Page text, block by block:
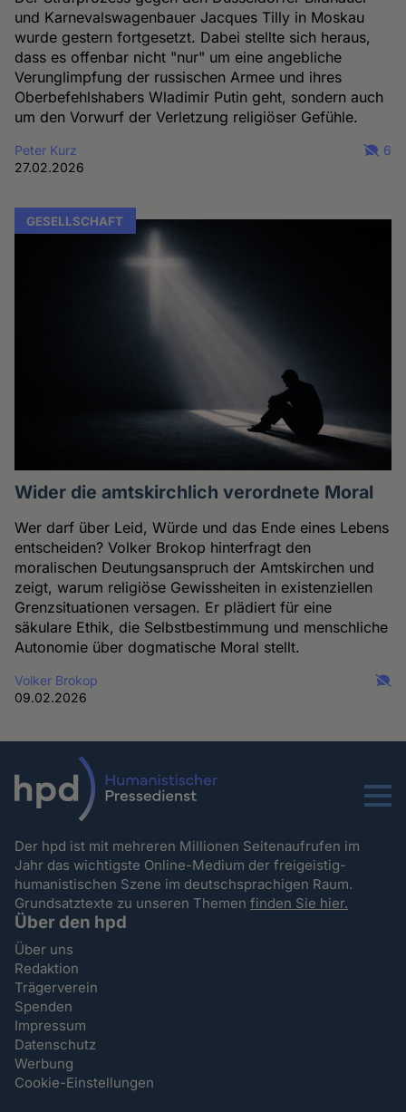
und Karnevalswagenbauer Jacques Tilly in Moskau
wurde gestern fortgesetzt. Dabei stellte sich heraus,
dass es offenbar nicht "nur" um eine angebliche
Verunglimpfung der russischen Armee und ihres
Oberbefehlshabers Wladimir Putin geht, sondern auch
um den Vorwurf der Verletzung religiöser Gefühle.
Peter Kurz
27.02.2026
6
GESELLSCHAFT
Wider die amtskirchlich verordnete Moral
Wer darf über Leid, Würde und das Ende eines Lebens
entscheiden? Volker Brokop hinterfragt den
moralischen Deutungsanspruch der Amtskirchen und
zeigt, warum religiöse Gewissheiten in existenziellen
Grenzsituationen versagen. Er plädiert für eine
säkulare Ethik, die Selbstbestimmung und menschliche
Autonomie über dogmatische Moral stellt.
Volker Brokop
09.02.2026
Menu
Der hpd ist mit mehreren Millionen Seitenaufrufen im
Jahr das wichtigste Online-Medium der freigeistig-
humanistischen Szene im deutschsprachigen Raum.
Grundsatztexte zu unseren Themenfinden Sie hier.
Über den hpd
Über uns
Redaktion
Trägerverein
Spenden
Impressum
Datenschutz
Werbung
Cookie-Einstellungen